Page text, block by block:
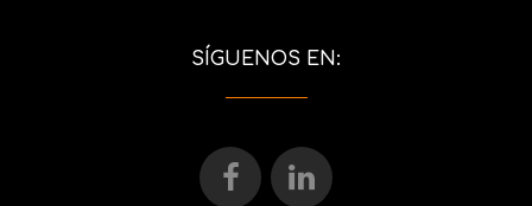
SÍGUENOS EN: